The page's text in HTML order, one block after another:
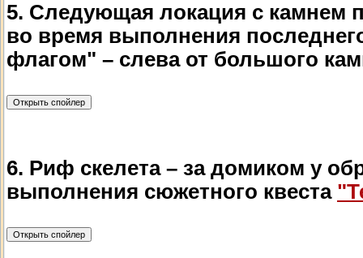
5. Следующая локация с камнем
во время выполнения
флагом" – слева от большого
6. Риф скелета – за домиком у
выполнения сюжетного квеста